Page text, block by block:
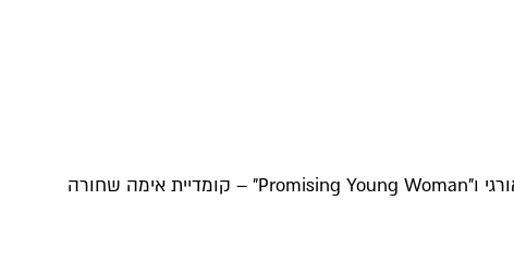
בשעה טובה, בית הקולנוע שחשש לחייו הכריז על תאריך פתיחה. על המדף מחכים כבר 12 סרטים חדשים, בהם "ואז רקדנו" הגיאורגי ו"Promising Young Woman" – קומדיית אימה שחורה